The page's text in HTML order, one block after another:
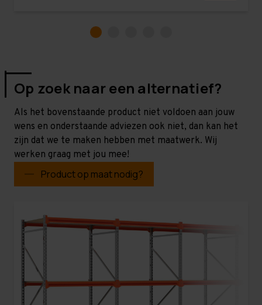
Op zoek naar een alternatief?
Als het bovenstaande product niet voldoen aan jouw
wens en onderstaande adviezen ook niet, dan kan het
zijn dat we te maken hebben met maatwerk. Wij
werken graag met jou mee!
Product op maat nodig?